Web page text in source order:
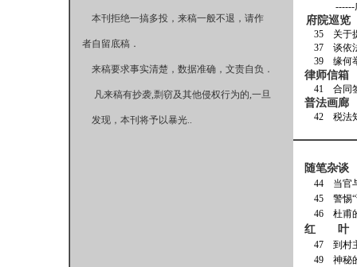
本刊拒绝一搞多投，来稿一般不退，请作
者自留底稿．
来稿要求事实清楚，数据准确，文责自负．
凡来稿有抄袭,剽窃及其他侵权行为的,一旦
发现，本刊将予以暴光..
------广西
府院巡览
35 关于
37
39 缘
律师信箱
41 合
普法画廊
42
随笔杂谈
44
45 警
46
红 叶
47
49